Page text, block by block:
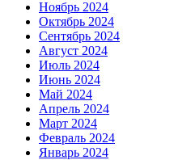
Ноябрь 2024
Октябрь 2024
Сентябрь 2024
Август 2024
Июль 2024
Июнь 2024
Май 2024
Апрель 2024
Март 2024
Февраль 2024
Январь 2024